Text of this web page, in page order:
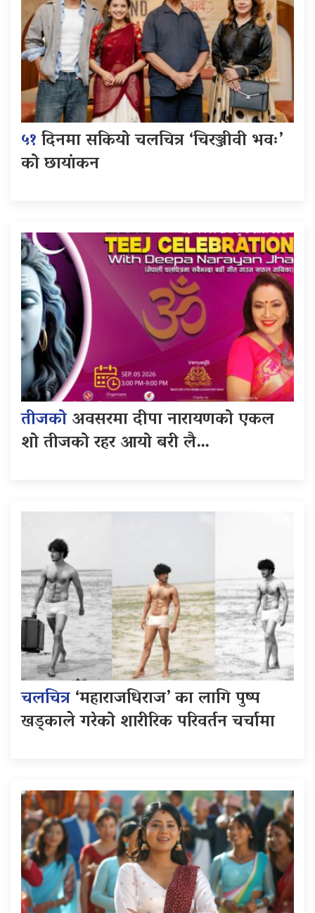
५१दिनमा सकियो चलचित्र ‘चिरञ्जीवी भवः’
को छायांकन
तीजकोअवसरमा दीपा नारायणको एकल
शो तीजको रहर आयो बरी लै…
चलचित्र‘महाराजधिराज’ का लागि पुष्प
खड्काले गरेको शारीरिक परिवर्तन चर्चामा